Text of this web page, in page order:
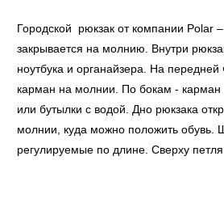
Городской рюкзак от компании Polar
закрывается на молнию. Внутри
ноутбука и органайзера. На передней
карман на молнии. По бокам - карман
или бутылки с водой. Дно рюкзака
молнии, куда можно положить обувь.
регулируемые по длине. Сверху